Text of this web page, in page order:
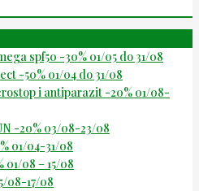
spf50 -30% 01/05 do 31/08
-50% 01/04 do 31/08
i antiparazit -20% 01/08-
-20% 03/08-23/08
01/04-31/08
01/08 – 15/08
08-17/08